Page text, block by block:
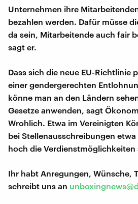
Unternehmen ihre
bezahlen werden. Dafür müsse
da sein, Mitarbeitende auch fair
sagt er.
Dass sich die neue EU-Richtlinie
einer gendergerechten
könne man an den Ländern
Gesetze anwenden, sagt
Wrohlich. Etwa im Vereinigten
bei Stellenausschreibungen
hoch die Verdienstmöglichkeiten
Ihr habt Anregungen, Wünsche,
schreibt uns an